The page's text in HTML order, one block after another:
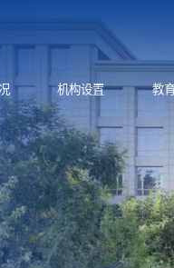
机构设置 教